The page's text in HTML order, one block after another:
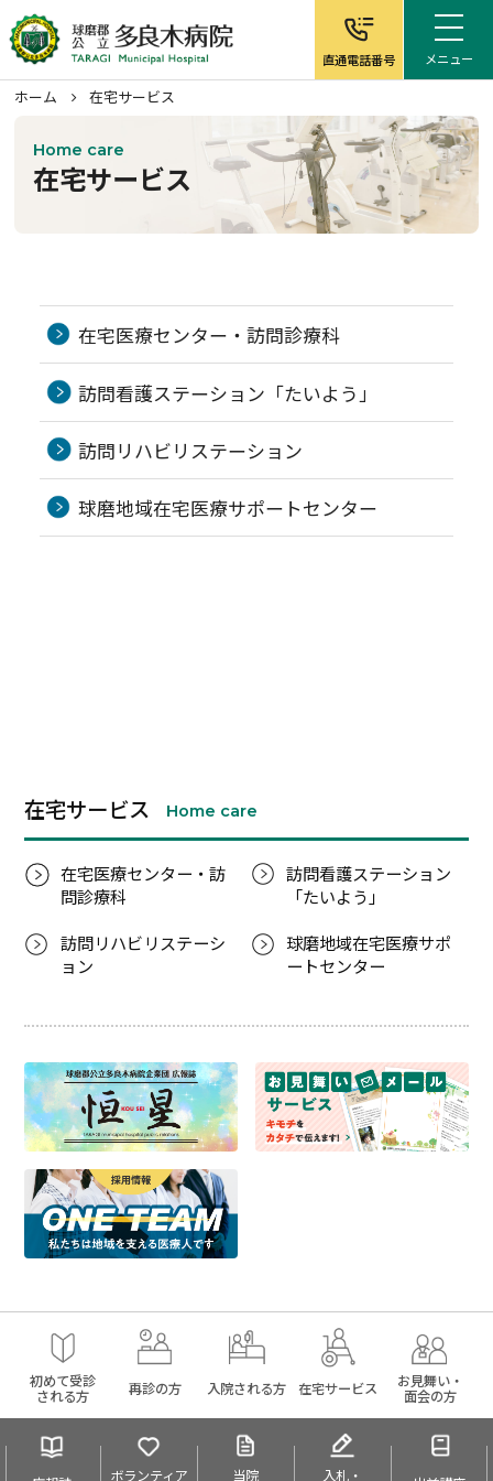
ホーム 在宅サービス
Home care
在宅サービス
在宅医療センター・訪問診療科
訪問看護ステーション「たいよう」
訪問リハビリステーション
球磨地域在宅医療サポートセンター
Home care
在宅サービス
在宅医療センター・訪
問診療科
訪問看護ステーション
「たいよう」
訪問リハビリステーシ
ョン
球磨地域在宅医療サポ
ートセンター
初めて受診
される方 再診の方 入院される方 在宅サービス お見舞い・
面会の方
ボランティア 当院 入札・
直通電話番号 メニュー
外来案内
入院案内
在宅サービス
診療科・部門案内
サイトマップ